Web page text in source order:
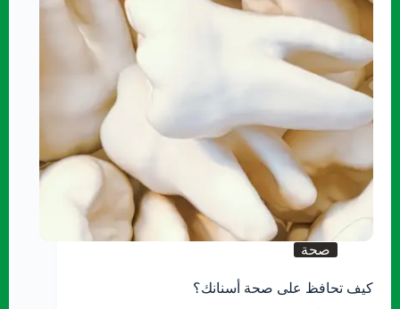
صحة
كيف تحافظ على صحة أسنانك؟